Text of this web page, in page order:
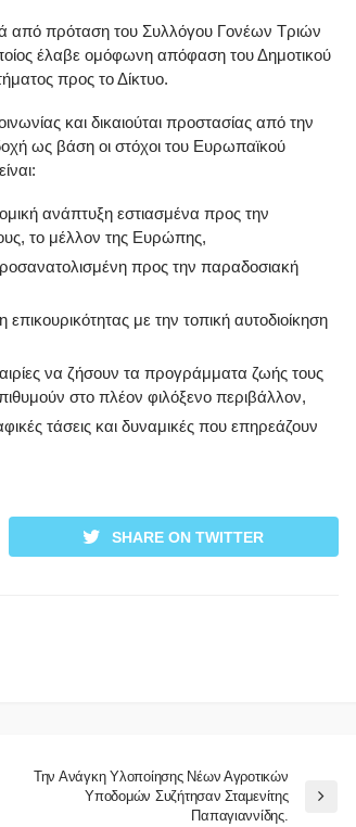
από πρόταση του Συλλόγου Γονέων Τριών
έλαβε ομόφωνη απόφαση του Δημοτικού
προς το Δίκτυο.
και δικαιούται προστασίας από την
ως βάση οι στόχοι του Ευρωπαϊκού
ανάπτυξη εστιασμένα προς την
το μέλλον της Ευρώπης,
προς την παραδοσιακή
με την τοπική αυτοδιοίκηση
να ζήσουν τα προγράμματα ζωής τους
στο πλέον φιλόξενο περιβάλλον,
τάσεις και δυναμικές που επηρεάζουν
SHARE ON TWITTER
Την Ανάγκη Υλοποίησης Νέων Αγροτικών
Υποδομών Συζήτησαν Σταμενίτης
Παπαγιαννίδης.